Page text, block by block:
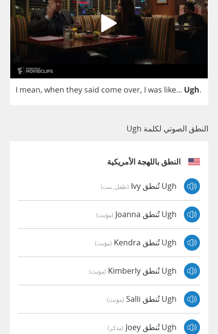
I mean, when they said come over, I was like... Ugh.
النطق الصوتي لكلمة Ugh
النطق باللهجة الأمريكية
Ugh تُنطق Ivy (طفل, بنت)
Ugh تُنطق Joanna (مؤنث)
Ugh تُنطق Kendra (مؤنث)
Ugh تُنطق Kimberly (مؤنث)
Ugh تُنطق Salli (مؤنث)
Ugh تُنطق Joey (مذكر)